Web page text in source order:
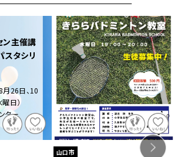
ン主催講
タシリ
26日、10
日）
ター
山口市